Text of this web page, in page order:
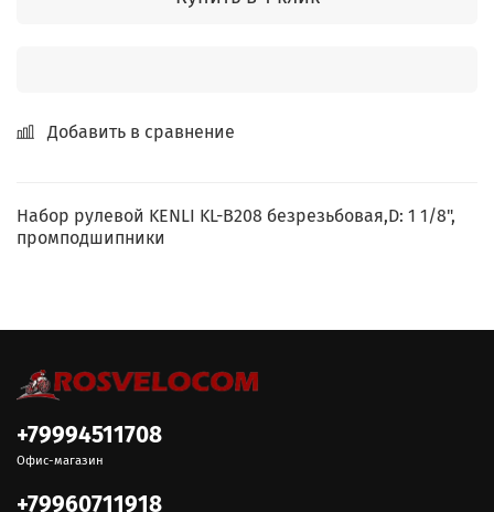
Добавить в сравнение
Набор рулевой KENLI KL-B208 безрезьбовая,D: 1 1/8",
промподшипники
+79994511708
Офис-магазин
+79960711918